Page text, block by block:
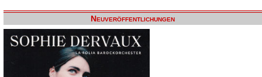
Neuveröffentlichungen